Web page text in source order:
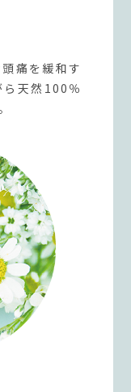
痛を緩和す
天然100％